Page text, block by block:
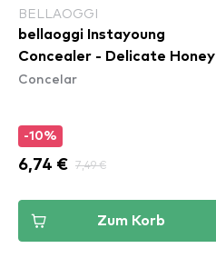
BELLAOGGI
bellaoggi Instayoung
Concealer - Delicate Honey
Concelar
-10%
6,74 € 7,49 €
Zum Korb